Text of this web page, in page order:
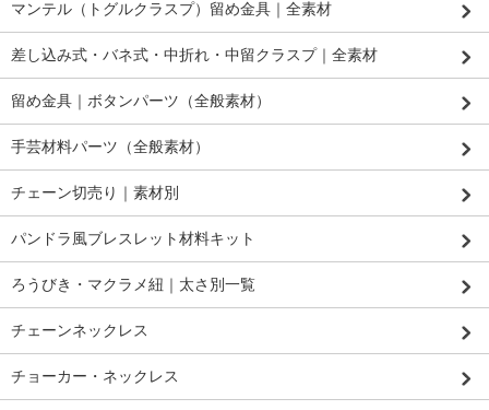
マンテル（トグルクラスプ）留め金具｜全素材
差し込み式・バネ式・中折れ・中留クラスプ｜全素材
留め金具｜ボタンパーツ（全般素材）
手芸材料パーツ（全般素材）
チェーン切売り｜素材別
パンドラ風ブレスレット材料キット
ろうびき・マクラメ紐｜太さ別一覧
チェーンネックレス
チョーカー・ネックレス